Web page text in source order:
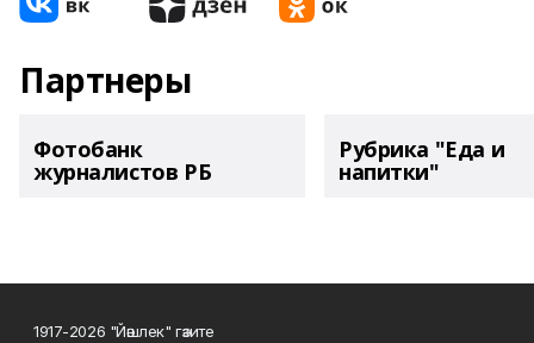
Партнеры
Фотобанк
журналистов РБ
Рубрика "Еда и
напитки"
1917-2026 "Йәшлек" гәзите